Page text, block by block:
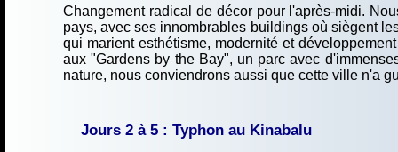
Changement radical de décor pour l'après-midi.
pays, avec ses innombrables buildings où siègent
qui marient esthétisme, modernité et
aux "Gardens by the Bay", un parc avec
nature, nous conviendrons aussi que cette ville n'a
Jours 2 à 5 : Typhon au Kinabalu